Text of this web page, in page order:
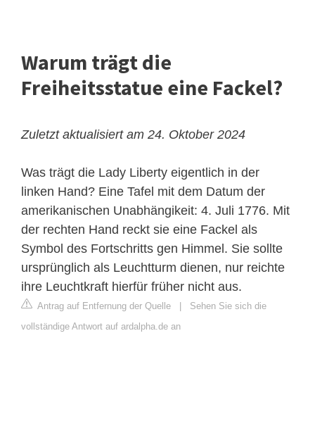
Warum trägt die
Freiheitsstatue eine Fackel?
Zuletzt aktualisiert am 24. Oktober 2024
Was trägt die Lady Liberty eigentlich in der
linken Hand? Eine Tafel mit dem Datum der
amerikanischen Unabhängikeit: 4. Juli 1776. Mit
der rechten Hand reckt sie eine Fackel als
Symbol des Fortschritts gen Himmel. Sie sollte
ursprünglich als Leuchtturm dienen, nur reichte
ihre Leuchtkraft hierfür früher nicht aus.
Antrag auf Entfernung der Quelle
Sehen Sie sich die
vollständige Antwort auf ardalpha.de an